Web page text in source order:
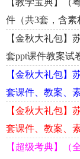
【教学宝典】（
件（共3套，含素
【金秋大礼包】
套ppt课件教案试
【金秋大礼包】
套课件、教案、素
【金秋大礼包】
套课件、教案、素
【超级考典】（